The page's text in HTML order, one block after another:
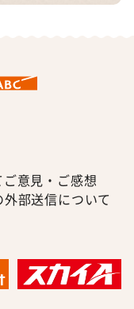
ご意見・ご感想
部送信について